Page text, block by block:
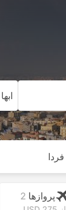
ابها
فردا
پرواز‌ها 2